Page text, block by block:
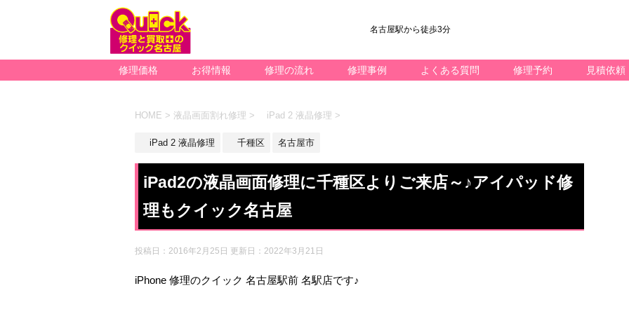
名古屋駅から徒歩3分
修理価格 お得情報 修理の流れ 修理事例 よくある質問 修理予約 見積依頼
HOME > 液晶画面割れ修理 > iPad 2 液晶修理 >
iPad 2 液晶修理 千種区 名古屋市
iPad2の液晶画面修理に千種区よりご来店～♪アイパッド修
理もクイック名古屋
投稿日：2016年2月25日 更新日： 2022年3月21日
iPhone 修理のクイック 名古屋駅前 名駅店です♪